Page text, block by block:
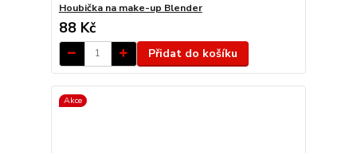
Houbička na make-up Blender
88 Kč
Přidat do košíku
Akce